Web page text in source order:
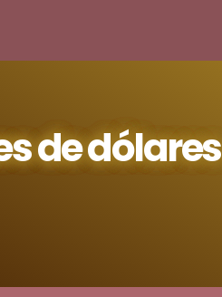
de dólares